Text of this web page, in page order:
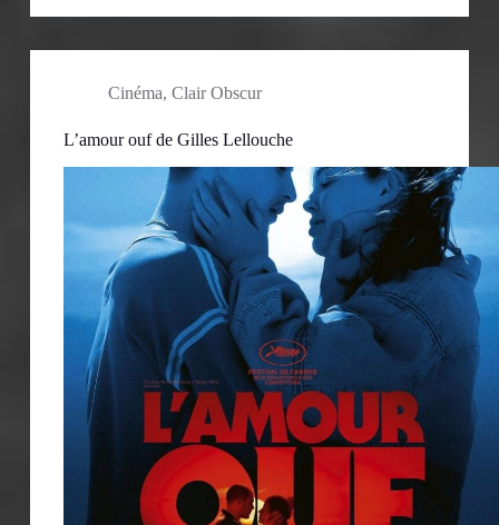
Cinéma, Clair Obscur
L’amour ouf de Gilles Lellouche